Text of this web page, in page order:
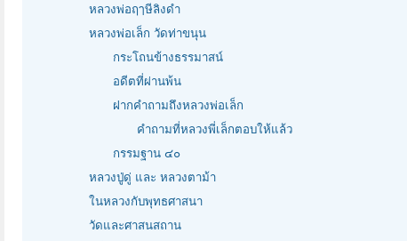
หลวงพ่อฤๅษีลิงดำ
หลวงพ่อเล็ก วัดท่าขนุน
กระโถนข้างธรรมาสน์
อดีตที่ผ่านพ้น
ฝากคำถามถึงหลวงพ่อเล็ก
คำถามที่หลวงพี่เล็กตอบให้แล้ว
กรรมฐาน ๔๐
หลวงปู่ดู่ และ หลวงตาม้า
ในหลวงกับพุทธศาสนา
วัดและศาสนสถาน